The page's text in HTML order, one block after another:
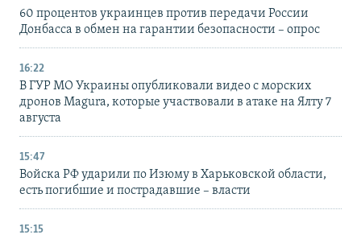
60 процентов украинцев против передачи России
Донбасса в обмен на гарантии безопасности – опрос
16:22
В ГУР МО Украины опубликовали видео с морских
дронов Magura, которые участвовали в атаке на Ялту 7
августа
15:47
Войска РФ ударили по Изюму в Харьковской области,
есть погибшие и пострадавшие – власти
15:15